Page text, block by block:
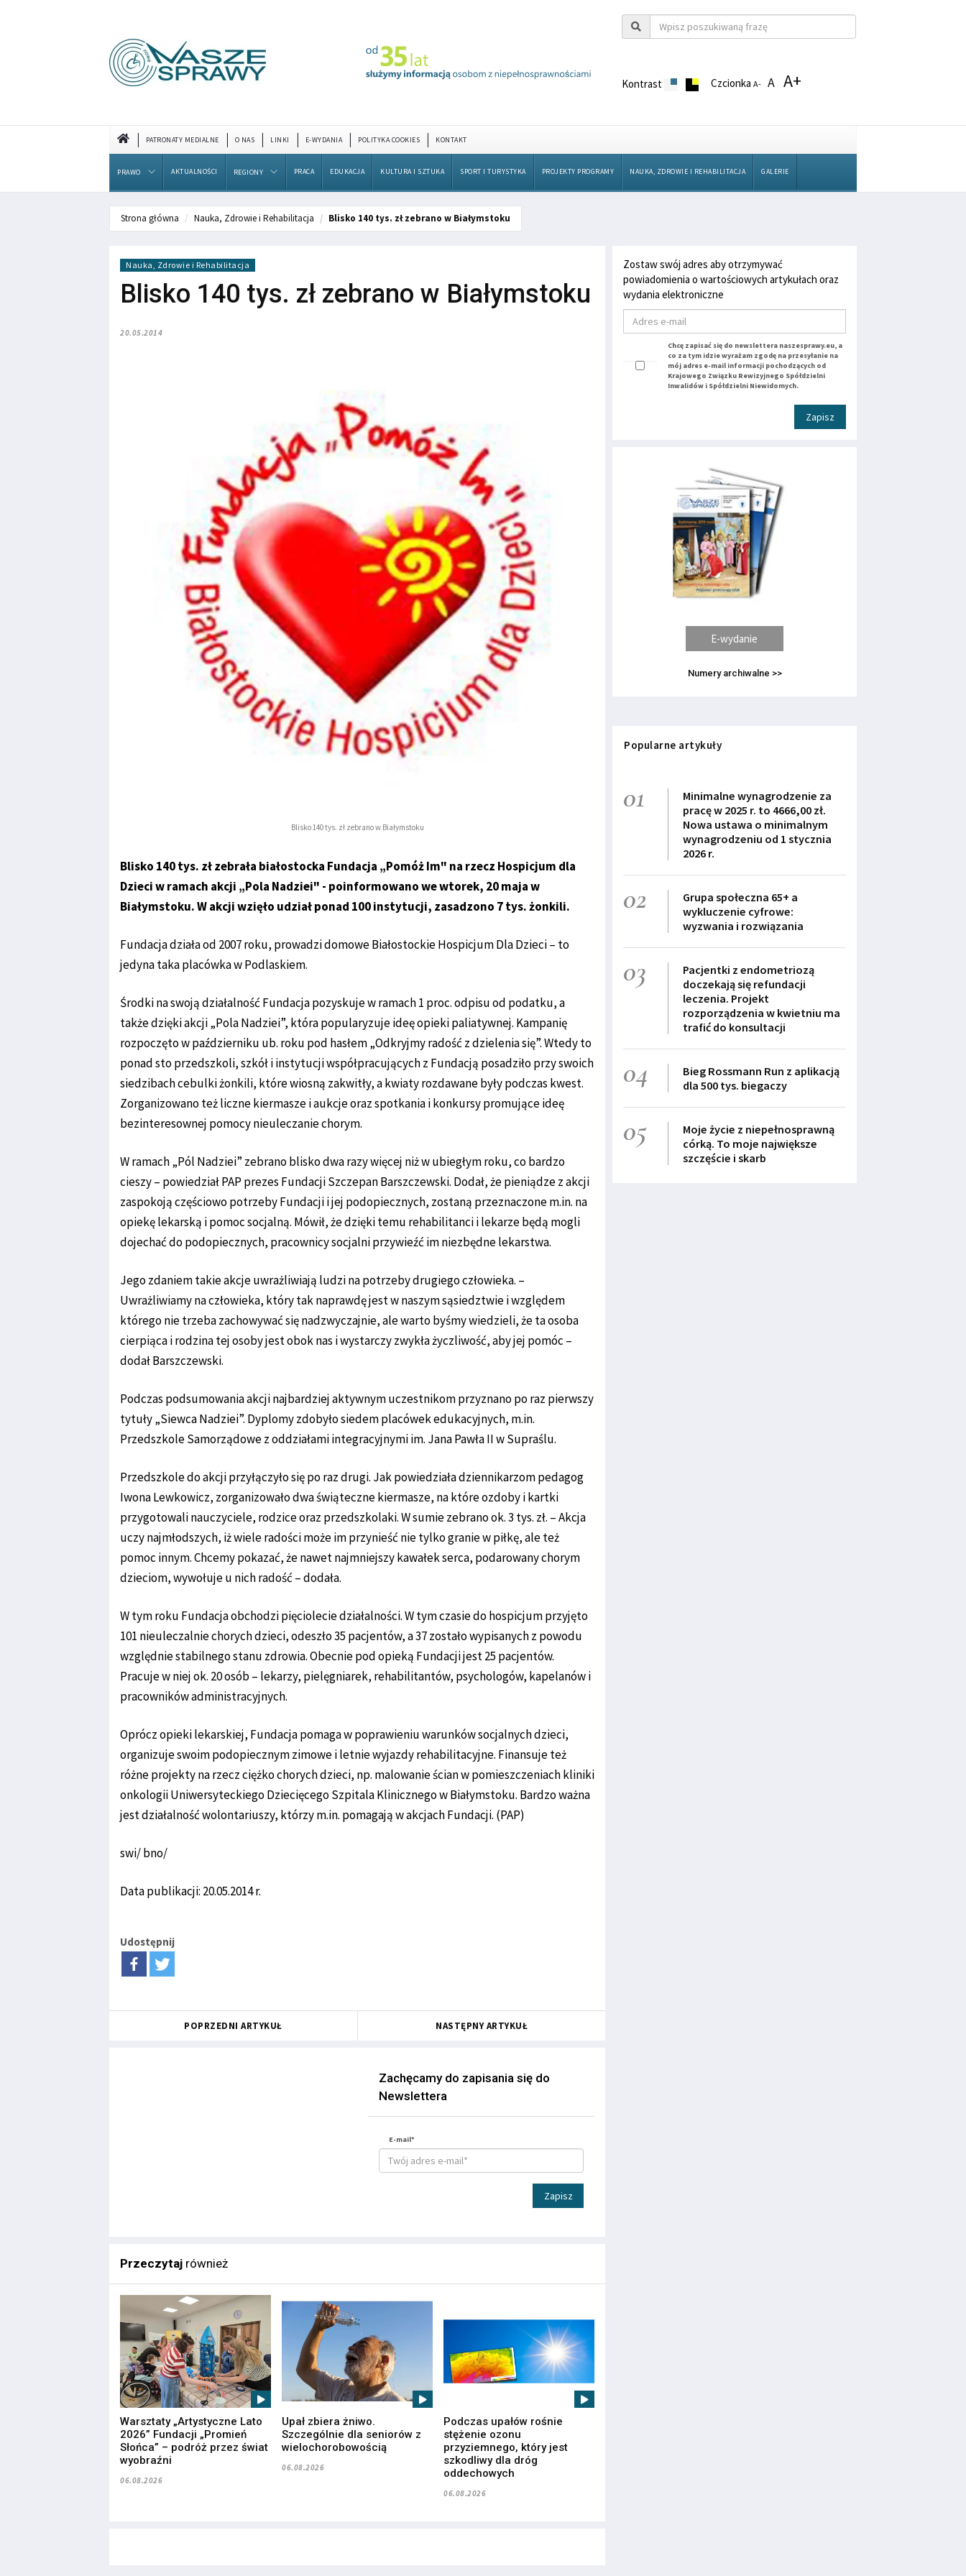
Kontrast CzcionkaA- A A+
PATRONATY MEDIALNE O NAS LINKI E-WYDANIA POLITYKA COOKIES KONTAKT
PRAWO AKTUALNOŚCI REGIONY PRACA EDUKACJA KULTURA I SZTUKA SPORT I TURYSTYKA PROJEKTY PROGRAMY NAUKA, ZDROWIE I REHABILITACJA GALERIE
Strona główna Nauka, Zdrowie i Rehabilitacja Blisko 140 tys. zł zebrano w Białymstoku
Nauka, Zdrowie i Rehabilitacja
Blisko 140 tys. zł zebrano w Białymstoku
20.05.2014
Blisko 140 tys. zł zebrano w Białymstoku
Blisko 140 tys. zł zebrała białostocka Fundacja „Pomóż Im" na rzecz Hospicjum dla
Dzieci w ramach akcji „Pola Nadziei" - poinformowano we wtorek, 20 maja w
Białymstoku. W akcji wzięło udział ponad 100 instytucji, zasadzono 7 tys. żonkili.
Fundacja działa od 2007 roku, prowadzi domowe Białostockie Hospicjum Dla Dzieci – to
jedyna taka placówka w Podlaskiem.
Środki na swoją działalność Fundacja pozyskuje w ramach 1 proc. odpisu od podatku, a
także dzięki akcji „Pola Nadziei”, która popularyzuje ideę opieki paliatywnej. Kampanię
rozpoczęto w październiku ub. roku pod hasłem „Odkryjmy radość z dzielenia się”. Wtedy to
ponad sto przedszkoli, szkół i instytucji współpracujących z Fundacją posadziło przy swoich
siedzibach cebulki żonkili, które wiosną zakwitły, a kwiaty rozdawane były podczas kwest.
Zorganizowano też liczne kiermasze i aukcje oraz spotkania i konkursy promujące ideę
bezinteresownej pomocy nieuleczanie chorym.
W ramach „Pól Nadziei” zebrano blisko dwa razy więcej niż w ubiegłym roku, co bardzo
cieszy – powiedział PAP prezes Fundacji Szczepan Barszczewski. Dodał, że pieniądze z akcji
zaspokoją częściowo potrzeby Fundacji i jej podopiecznych, zostaną przeznaczone m.in. na
opiekę lekarską i pomoc socjalną. Mówił, że dzięki temu rehabilitanci i lekarze będą mogli
dojechać do podopiecznych, pracownicy socjalni przywieźć im niezbędne lekarstwa.
Jego zdaniem takie akcje uwrażliwiają ludzi na potrzeby drugiego człowieka. –
Uwrażliwiamy na człowieka, który tak naprawdę jest w naszym sąsiedztwie i względem
którego nie trzeba zachowywać się nadzwyczajnie, ale warto byśmy wiedzieli, że ta osoba
cierpiąca i rodzina tej osoby jest obok nas i wystarczy zwykła życzliwość, aby jej pomóc –
dodał Barszczewski.
Podczas podsumowania akcji najbardziej aktywnym uczestnikom przyznano po raz pierwszy
tytuły „Siewca Nadziei”. Dyplomy zdobyło siedem placówek edukacyjnych, m.in.
Przedszkole Samorządowe z oddziałami integracyjnymi im. Jana Pawła II w Supraślu.
Przedszkole do akcji przyłączyło się po raz drugi. Jak powiedziała dziennikarzom pedagog
Iwona Lewkowicz, zorganizowało dwa świąteczne kiermasze, na które ozdoby i kartki
przygotowali nauczyciele, rodzice oraz przedszkolaki. W sumie zebrano ok. 3 tys. zł. – Akcja
uczy najmłodszych, iż wiele radości może im przynieść nie tylko granie w piłkę, ale też
pomoc innym. Chcemy pokazać, że nawet najmniejszy kawałek serca, podarowany chorym
dzieciom, wywołuje u nich radość – dodała.
W tym roku Fundacja obchodzi pięciolecie działalności. W tym czasie do hospicjum przyjęto
101 nieuleczalnie chorych dzieci, odeszło 35 pacjentów, a 37 zostało wypisanych z powodu
względnie stabilnego stanu zdrowia. Obecnie pod opieką Fundacji jest 25 pacjentów.
Pracuje w niej ok. 20 osób – lekarzy, pielęgniarek, rehabilitantów, psychologów, kapelanów i
pracowników administracyjnych.
Oprócz opieki lekarskiej, Fundacja pomaga w poprawieniu warunków socjalnych dzieci,
organizuje swoim podopiecznym zimowe i letnie wyjazdy rehabilitacyjne. Finansuje też
różne projekty na rzecz ciężko chorych dzieci, np. malowanie ścian w pomieszczeniach kliniki
onkologii Uniwersyteckiego Dziecięcego Szpitala Klinicznego w Białymstoku. Bardzo ważna
jest działalność wolontariuszy, którzy m.in. pomagają w akcjach Fundacji. (PAP)
swi/ bno/
Data publikacji: 20.05.2014 r.
Udostępnij
POPRZEDNI ARTYKUŁ NASTĘPNY ARTYKUŁ
Zachęcamy do zapisania się do
Newslettera
E-mail*
Zapisz
Przeczytaj również
Warsztaty „Artystyczne Lato
2026” Fundacji „Promień
Słońca” – podróż przez świat
wyobraźni
06.08.2026
Upał zbiera żniwo.
Szczególnie dla seniorów z
wielochorobowością
06.08.2026
Podczas upałów rośnie
stężenie ozonu
przyziemnego, który jest
szkodliwy dla dróg
oddechowych
06.08.2026
Zostaw swój adres aby otrzymywać
powiadomienia o wartościowych artykułach oraz
wydania elektroniczne
Chcę zapisać się do newslettera naszesprawy.eu, a
co za tym idzie wyrażam zgodę na przesyłanie na
mój adres e-mail informacji pochodzących od
Krajowego Związku Rewizyjnego Spółdzielni
Inwalidów i Spółdzielni Niewidomych.
Zapisz
E-wydanie
Numery archiwalne >>
Popularne artykuły
01
Minimalne wynagrodzenie za
pracę w 2025 r. to 4666,00 zł.
Nowa ustawa o minimalnym
wynagrodzeniu od 1 stycznia
2026 r.
02
Grupa społeczna 65+ a
wykluczenie cyfrowe:
wyzwania i rozwiązania
03
Pacjentki z endometriozą
doczekają się refundacji
leczenia. Projekt
rozporządzenia w kwietniu ma
trafić do konsultacji
04
Bieg Rossmann Run z aplikacją
dla 500 tys. biegaczy
05
Moje życie z niepełnosprawną
córką. To moje największe
szczęście i skarb